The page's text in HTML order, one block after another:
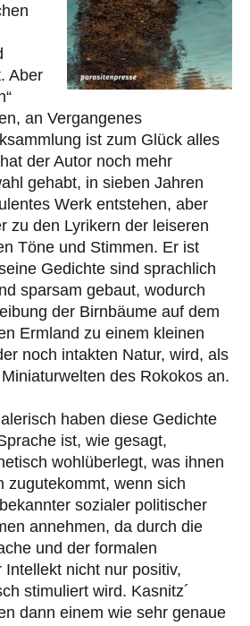
Aber
an Vergangenes
ist zum Glück alles
der Autor noch mehr
gehabt, in sieben Jahren
Werk entstehen, aber
zu den Lyrikern der leiseren
Töne und Stimmen. Er ist
Gedichte sind sprachlich
sparsam gebaut, wodurch
der Birnbäume auf dem
Ermland zu einem kleinen
noch intakten Natur, wird, als
des Rokokos an.
haben diese Gedichte
ist, wie gesagt,
wohlüberlegt, was ihnen
zugutekommt, wenn sich
sozialer politischer
annehmen, da durch die
und der formalen
nicht nur positiv,
stimuliert wird. Kasnitz´
dann einem wie sehr genaue